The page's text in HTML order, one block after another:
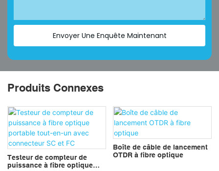
Envoyer Une Enquête Maintenant
Produits Connexes
Testeur de compteur de
puissance à fibre optique
Boîte de câble de lancement
OTDR à fibre optique